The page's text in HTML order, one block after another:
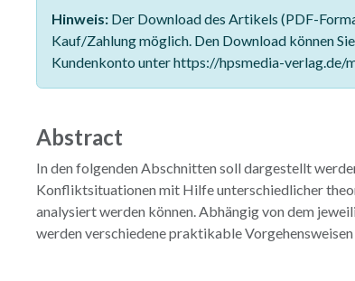
Hinweis:Der Download des Artikels (PDF-
Kauf/Zahlung möglich. Den Download können
Kundenkonto unter https://hpsmedia-verlag.de/
Abstract
In den folgenden Abschnitten soll dargestellt
Konfliktsituationen mit Hilfe unterschiedlicher
analysiert werden können. Abhängig von dem
werden verschiedene praktikable